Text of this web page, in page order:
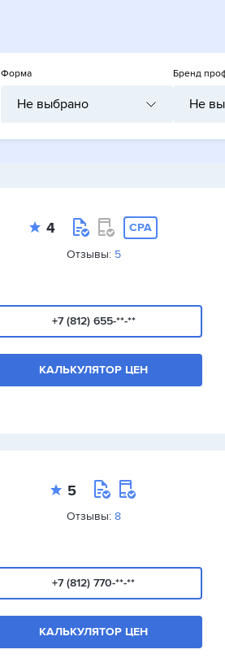
Форма
Не выбрано
Бренд
Не
4
CPA
Отзывы: 5
+7 (812) 655-**-**
КАЛЬКУЛЯТОР ЦЕН
5
Отзывы: 8
+7 (812) 770-**-**
КАЛЬКУЛЯТОР ЦЕН